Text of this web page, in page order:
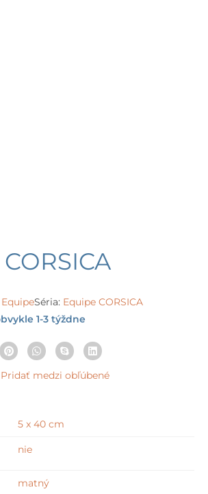
EquipeSéria: Equipe CORSICA
1-3 týždne
Pridať medzi obľúbené
5 x 40 cm
nie
matný